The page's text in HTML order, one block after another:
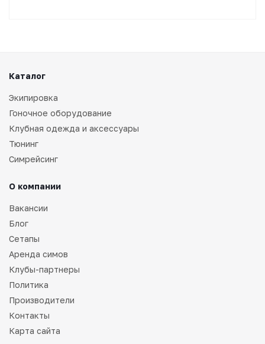
Каталог
Экипировка
Гоночное оборудование
Клубная одежда и аксессуары
Тюнинг
Симрейсинг
О компании
Вакансии
Блог
Сетапы
Аренда симов
Клубы-партнеры
Политика
Производители
Контакты
Карта сайта